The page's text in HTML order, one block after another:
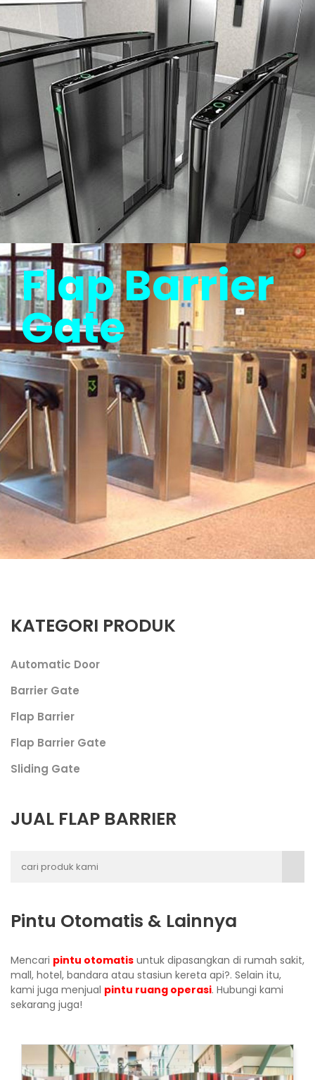
Flap Barrier
Gate
KATEGORI PRODUK
Automatic Door
Barrier Gate
Flap Barrier
Flap Barrier Gate
Sliding Gate
JUAL FLAP BARRIER
Pintu Otomatis & Lainnya
Mencari pintu otomatis untuk dipasangkan di rumah sakit,
mall, hotel, bandara atau stasiun kereta api?. Selain itu,
kami juga menjual pintu ruang operasi. Hubungi kami
sekarang juga!